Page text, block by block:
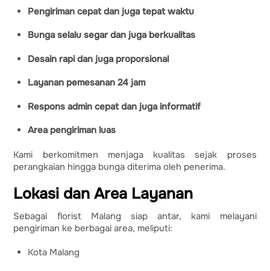
Pengiriman cepat dan juga tepat waktu
Bunga selalu segar dan juga berkualitas
Desain rapi dan juga proporsional
Layanan pemesanan 24 jam
Respons admin cepat dan juga informatif
Area pengiriman luas
Kami berkomitmen menjaga kualitas sejak proses
perangkaian hingga bunga diterima oleh penerima.
Lokasi dan Area Layanan
Sebagai florist Malang siap antar, kami melayani
pengiriman ke berbagai area, meliputi:
Kota Malang